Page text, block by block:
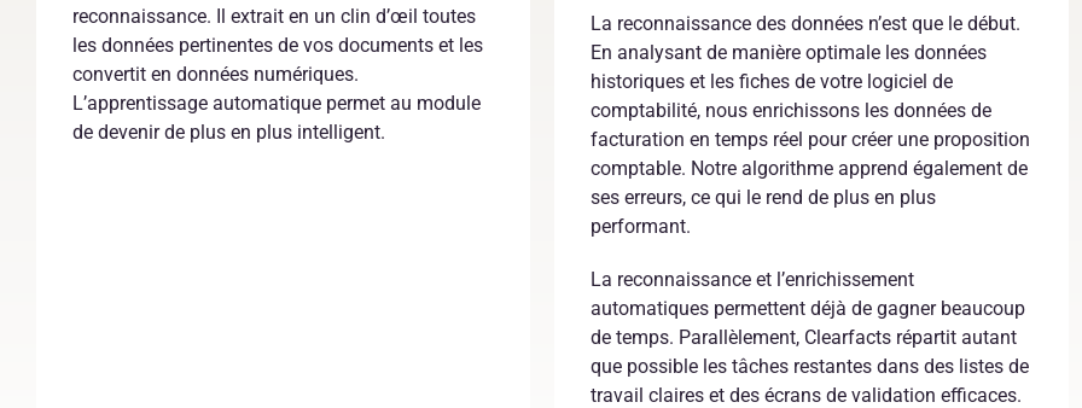
reconnaissance. Il extrait en un clin d’œil toutes
les données pertinentes de vos documents et les
convertit en données numériques.
L’apprentissage automatique permet au module
de devenir de plus en plus intelligent.
La reconnaissance des données n’est que le début.
En analysant de manière optimale les données
historiques et les fiches de votre logiciel de
comptabilité, nous enrichissons les données de
facturation en temps réel pour créer une proposition
comptable. Notre algorithme apprend également de
ses erreurs, ce qui le rend de plus en plus
performant.
La reconnaissance et l’enrichissement
automatiques permettent déjà de gagner beaucoup
de temps. Parallèlement, Clearfacts répartit autant
que possible les tâches restantes dans des listes de
travail claires et des écrans de validation efficaces.